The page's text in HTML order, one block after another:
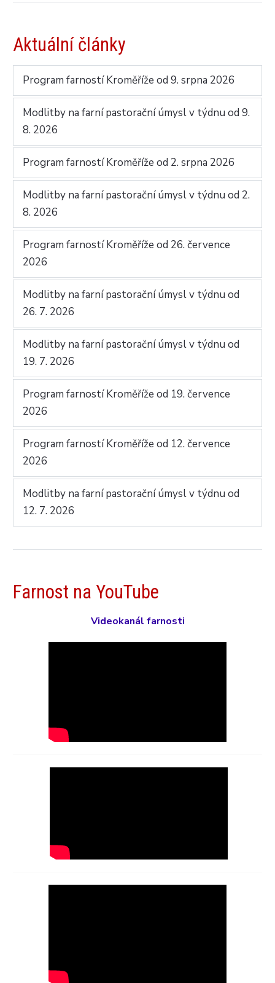
Aktuální články
Program farností Kroměříže od 9. srpna 2026
Modlitby na farní pastorační úmysl v týdnu od 9.
8. 2026
Program farností Kroměříže od 2. srpna 2026
Modlitby na farní pastorační úmysl v týdnu od 2.
8. 2026
Program farností Kroměříže od 26. července
2026
Modlitby na farní pastorační úmysl v týdnu od
26. 7. 2026
Modlitby na farní pastorační úmysl v týdnu od
19. 7. 2026
Program farností Kroměříže od 19. července
2026
Program farností Kroměříže od 12. července
2026
Modlitby na farní pastorační úmysl v týdnu od
12. 7. 2026
Farnost na YouTube
Videokanál farnosti